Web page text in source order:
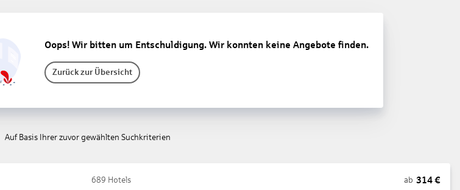
Oops! Wir bitten um Entschuldigung. Wir konnten keine Angebote finden.
Zurück zur Übersicht
Auf Basis Ihrer zuvor gewählten Suchkriterien
689 Hotels ab 314€